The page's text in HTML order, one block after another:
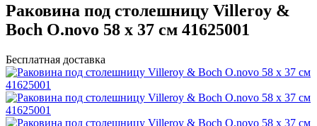
Раковина под столешницу Villeroy &
Boch O.novo 58 x 37 см 41625001
Бесплатная доставка